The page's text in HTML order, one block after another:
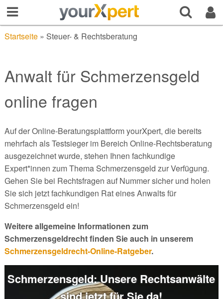
Startseite» Steuer- & Rechtsberatung
Anwalt für Schmerzensgeld
online fragen
Auf der Online-Beratungsplattform yourXpert, die bereits
mehrfach als Testsieger im Bereich Online-Rechtsberatung
ausgezeichnet wurde, stehen Ihnen fachkundige
Expert*innen zum Thema Schmerzensgeld zur Verfügung.
Gehen Sie bei Rechtsfragen auf Nummer sicher und holen
Sie sich jetzt fachkundigen Rat eines Anwalts für
Schmerzensgeld ein!
Weitere allgemeine Informationen zum
Schmerzensgeldrecht finden Sie auch in unserem
Schmerzensgeldrecht-Online-Ratgeber.
Schmerzensgeld: Unsere Rechtsanwälte